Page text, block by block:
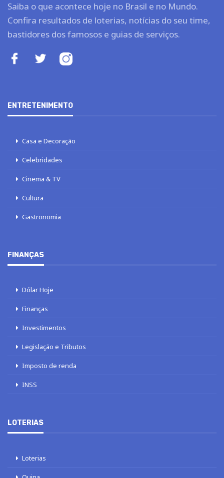
Saiba o que acontece hoje no Brasil e no Mundo.
Confira resultados de loterias, notícias do seu time,
bastidores dos famosos e guias de serviços.
ENTRETENIMENTO
Casa e Decoração
Celebridades
Cinema & TV
Cultura
Gastronomia
FINANÇAS
Dólar Hoje
Finanças
Investimentos
Legislação e Tributos
Imposto de renda
INSS
LOTERIAS
Loterias